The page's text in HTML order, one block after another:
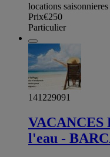
locations
Prix€250
Particulier
141229091
VACANCES
l'eau -